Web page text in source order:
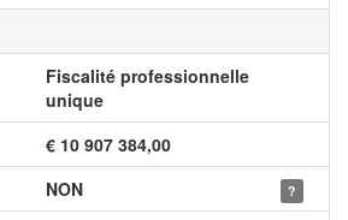
Fiscalité professionnelle
unique
€ 10 907 384,00
NON ?